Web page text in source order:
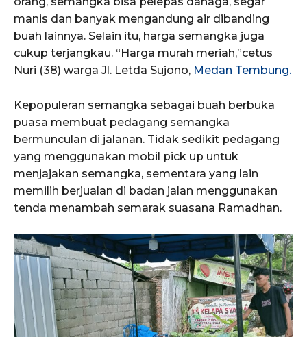
manis dan banyak mengandung air dibanding
buah lainnya. Selain itu, harga semangka juga
cukup terjangkau. “Harga murah meriah,”cetus
Nuri (38) warga Jl. Letda Sujono, Medan Tembung.
Kepopuleran semangka sebagai buah berbuka
puasa membuat pedagang semangka
bermunculan di jalanan. Tidak sedikit pedagang
yang menggunakan mobil pick up untuk
menjajakan semangka, sementara yang lain
memilih berjualan di badan jalan menggunakan
tenda menambah semarak suasana Ramadhan.